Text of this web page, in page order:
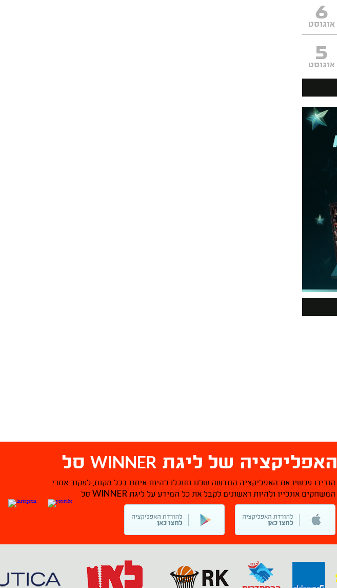
6
אוגוסט
5
אוגוסט
האפליקציה של ליגת WINNER סל
הורידו עכשיו את האפליקציה החדשה שלנו ותוכלו להיות איתנו בכל מקום, לעקוב אחרי
המשחקים אונליין ולהיות ראשונים לקבל את כל המידע על ליגת WINNER סל